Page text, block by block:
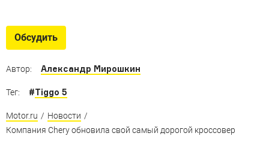
Обсудить
Автор: Александр Мирошкин
Тег: #Tiggo 5
Motor.ru / Новости /
Компания Chery обновила свой самый дорогой кроссовер